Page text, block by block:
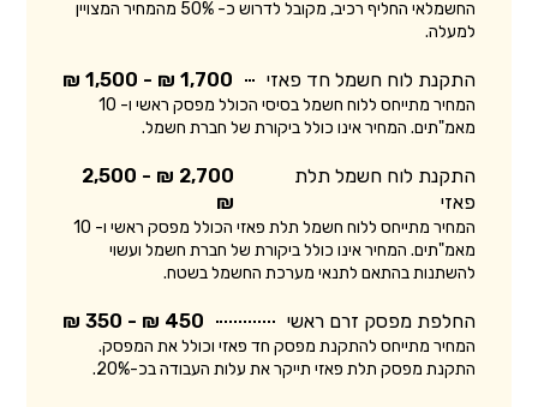
החשמלאי החליף רכיב, מקובל לדרוש כ- 50% מהמחיר המצויין
למעלה.
התקנת לוח חשמל חד פאזי 1,700 ₪ - 1,500 ₪
המחיר מתייחס ללוח חשמל בסיסי הכולל מפסק ראשי ו- 10
מאמ"תים. המחיר אינו כולל ביקורת של חברת חשמל.
התקנת לוח חשמל תלת
פאזי
2,700 ₪ - 2,500
₪
המחיר מתייחס ללוח חשמל תלת פאזי הכולל מפסק ראשי ו- 10
מאמ"תים. המחיר אינו כולל ביקורת של חברת חשמל ועשוי
להשתנות בהתאם לתנאי מערכת החשמל בשטח.
החלפת מפסק זרם ראשי 450 ₪ - 350 ₪
המחיר מתייחס להתקנת מפסק חד פאזי וכולל את המפסק.
התקנת מפסק תלת פאזי תייקר את עלות העבודה בכ-20%.